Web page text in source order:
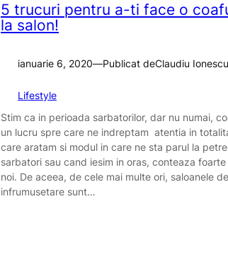
5 trucuri pentru a-ti face o
la salon!
ianuarie 6, 2020—Publicat deClaudiu Ionescu
Lifestyle
Stim ca in perioada sarbatorilor, dar nu numai,
un lucru spre care ne indreptam atentia in
care aratam si modul in care ne sta parul la
sarbatori sau cand iesim in oras, conteaza
noi. De aceea, de cele mai multe ori, saloanele de
infrumusetare sunt…